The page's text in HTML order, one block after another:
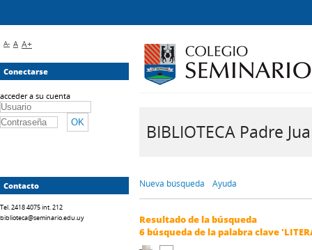
BIBLIOTECA Padre
Nueva búsqueda Ayuda
Resultado de la búsqueda
6búsqueda de la palabra clave
A- A A+
Conectarse
acceder a su cuenta
Contacto
Tel. 2418 4075 int. 212
biblioteca@seminario.edu.uy